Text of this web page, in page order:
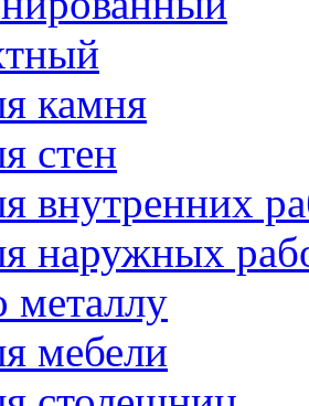
камня
стен
внутренних
наружных
металлу
мебели